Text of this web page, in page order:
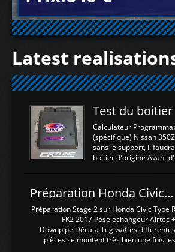
Latest
Calculateur
(spécifique) Nissan
sans le support, Il
boitier d'origine Avant
d'envoyer l'information
dans le boitier. sydney
La sortie 0-5V de l'afr
l'entrée AN Volt 8 et
Analogique, et Volt car
tension (Pas une
Préparation Honda Civic Type R FK2
Préparation Stage 2 sur Honda Civic Type R
FK2 2017 Pose échangeur Airtec +
Downpipe Décata TegiwaCes différentes
pièces se montent très bien une fois les